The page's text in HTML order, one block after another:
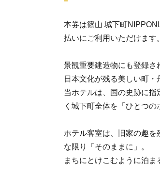
本券は篠山 城下町
払いにご利用いただけます。
景観重要建造物にも登録
日本文化が残る美しい町・
当ホテルは、国の史跡に
く城下町全体を「ひとつの
ホテル客室は、旧家の趣
な限り「そのままに」。
まちにとけこむように泊ま